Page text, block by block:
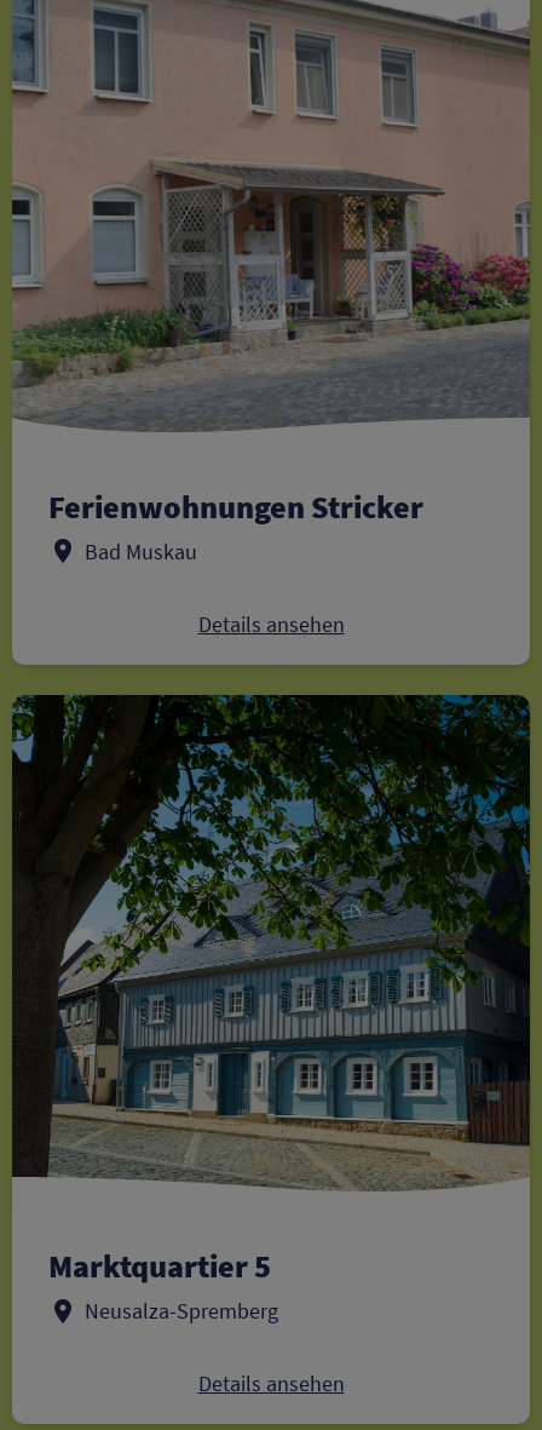
Ferienwohnungen Stricker
Bad Muskau
Details ansehen
Marktquartier 5
Neusalza-Spremberg
Details ansehen